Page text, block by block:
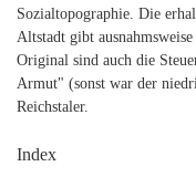
Sozialtopographie. Die
Altstadt gibt
Original sind auch die
Armut" (sonst war der
Reichstaler.
Index